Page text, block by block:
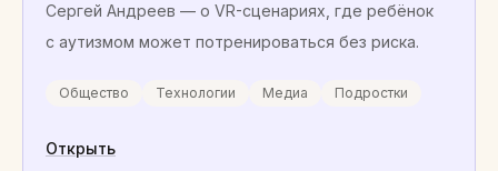
Сергей Андреев — о VR-сценариях, где ребёнок
с аутизмом может потренироваться без риска.
Общество Технологии Медиа Подростки
Открыть